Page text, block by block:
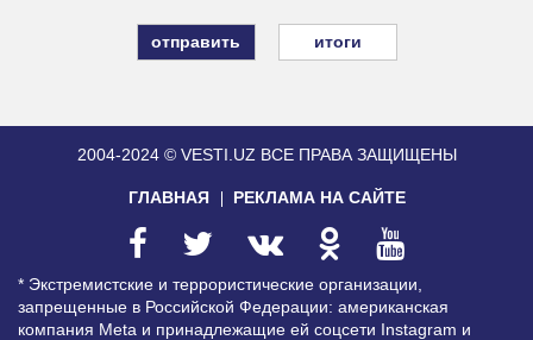
итоги
2004-2024 © VESTI.UZ ВСЕ ПРАВА ЗАЩИЩЕНЫ
ГЛАВНАЯ РЕКЛАМА НА САЙТЕ
* Экстремистские и террористические организации,
запрещенные в Российской Федерации: американская
компания Meta и принадлежащие ей соцсети Instagram и